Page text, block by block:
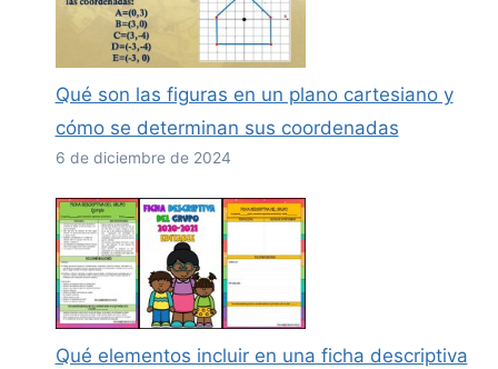
Qué son las figuras en un plano cartesiano y
cómo se determinan sus coordenadas
6 de diciembre de 2024
Qué elementos incluir en una ficha descriptiva